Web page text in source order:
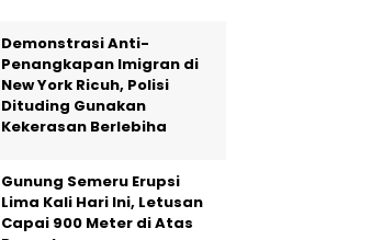
Demonstrasi Anti-
Penangkapan Imigran di
New York Ricuh, Polisi
Dituding Gunakan
Kekerasan Berlebiha
Gunung Semeru Erupsi
Lima Kali Hari Ini, Letusan
Capai 900 Meter di Atas